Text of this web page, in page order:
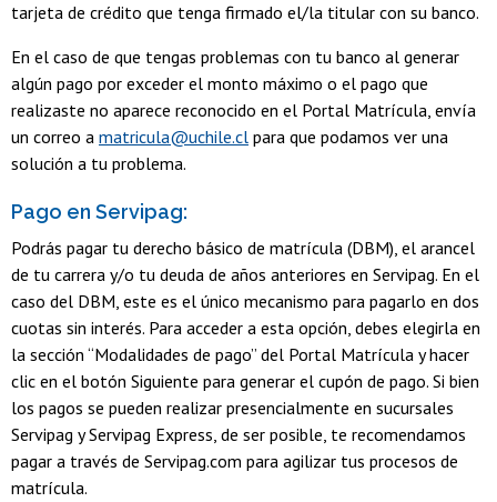
tarjeta de crédito que tenga firmado el/la titular con su banco.
En el caso de que tengas problemas con tu banco al generar
algún pago por exceder el monto máximo o el pago que
realizaste no aparece reconocido en el Portal Matrícula, envía
un correo a matricula@uchile.cl para que podamos ver una
solución a tu problema.
Pago en Servipag:
Podrás pagar tu derecho básico de matrícula (DBM), el arancel
de tu carrera y/o tu deuda de años anteriores en Servipag. En el
caso del DBM, este es el único mecanismo para pagarlo en dos
cuotas sin interés. Para acceder a esta opción, debes elegirla en
la sección “Modalidades de pago” del Portal Matrícula y hacer
clic en el botón Siguiente para generar el cupón de pago. Si bien
los pagos se pueden realizar presencialmente en sucursales
Servipag y Servipag Express, de ser posible, te recomendamos
pagar a través de Servipag.com para agilizar tus procesos de
matrícula.